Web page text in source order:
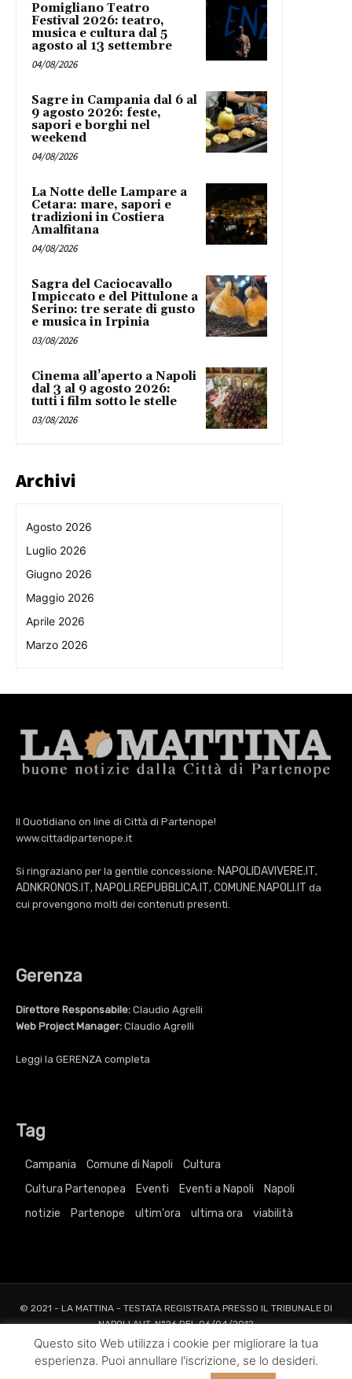
Pomigliano Teatro
Festival 2026: teatro,
musica e cultura dal 5
agosto al 13 settembre
04/08/2026
Sagre in Campania dal 6 al
9 agosto 2026: feste,
sapori e borghi nel
weekend
04/08/2026
La Notte delle Lampare a
Cetara: mare, sapori e
tradizioni in Costiera
Amalfitana
04/08/2026
Sagra del Caciocavallo
Impiccato e del Pittulone a
Serino: tre serate di gusto
e musica in Irpinia
03/08/2026
Cinema all’aperto a Napoli
dal 3 al 9 agosto 2026:
tutti i film sotto le stelle
03/08/2026
Archivi
Agosto 2026
Luglio 2026
Giugno 2026
Maggio 2026
Aprile 2026
Marzo 2026
Il Quotidiano on line di Città di Partenope!
www.cittadipartenope.it
Si ringraziano per la gentile concessione: NAPOLIDAVIVERE.IT,
ADNKRONOS.IT, NAPOLI.REPUBBLICA.IT, COMUNE.NAPOLI.IT da
cui provengono molti dei contenuti presenti.
Gerenza
Direttore Responsabile: Claudio Agrelli
Web Project Manager: Claudio Agrelli
Leggi la GERENZA completa
Tag
Campania Comune di Napoli
Cultura
Cultura Partenopea
Eventi Eventi a Napoli
Napoli
notizie
Partenope ultim'ora ultima ora viabilità
© 2021 - LA MATTINA - TESTATA REGISTRATA PRESSO IL TRIBUNALE DI
NAPOLI AUT. N°26 DEL 06/04/2012
ALL RIGHTS RESERVED TO AGRELLI&BASTA SRL |Privacy|Cookie|
Societari
Pubblicità Grafica
Questo sito Web utilizza i cookie per migliorare la tua
esperienza. Puoi annullare l'iscrizione, se lo desideri.